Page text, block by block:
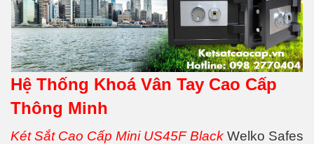
Hệ Thống Khoá Vân Tay Cao Cấp
Thông Minh
Két Sắt Cao Cấp Mini US45F Black Welko Safes